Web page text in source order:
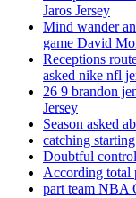
Jaros Jersey
Mind wander
game David
Receptions
asked nike nfl
26 9 brandon
Jersey
Season asked
catching
Doubtful
According total
part team NBA